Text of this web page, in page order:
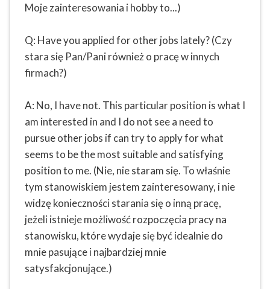
Moje zainteresowania i hobby to...)
Q: Have you applied for other jobs lately? (Czy
stara się Pan/Pani również o pracę w innych
firmach?)
A: No, I have not. This particular position is what I
am interested in and I do not see a need to
pursue other jobs if can try to apply for what
seems to be the most suitable and satisfying
position to me. (Nie, nie staram się. To właśnie
tym stanowiskiem jestem zainteresowany, i nie
widzę konieczności starania się o inną pracę,
jeżeli istnieje możliwość rozpoczęcia pracy na
stanowisku, które wydaje się być idealnie do
mnie pasujące i najbardziej mnie
satysfakcjonujące.)